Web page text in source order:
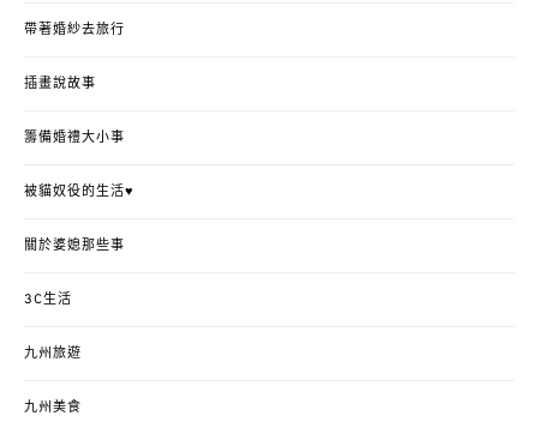
帶著婚紗去旅行
插畫說故事
籌備婚禮大小事
被貓奴役的生活♥
關於婆媳那些事
3C生活
九州旅遊
九州美食